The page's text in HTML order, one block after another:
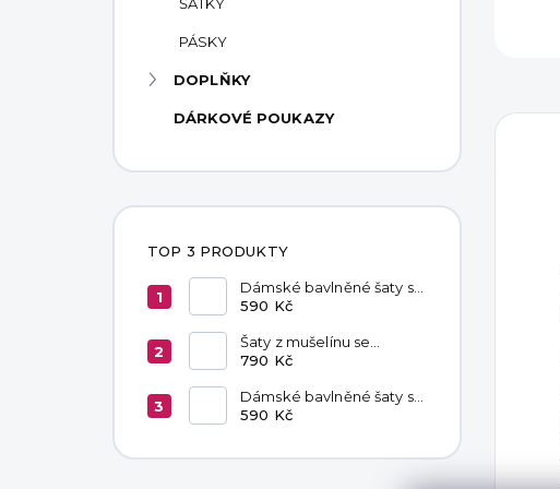
PÁSKY
DOPLŇKY
DÁRKOVÉ POUKAZY
TOP 3 PRODUKTY
Dámské bavlněné šaty s
kapsami Red
590 Kč
Šaty z mušelínu se
zavazováním v pase
790 Kč
Dámské bavlněné šaty s
kapsami Chocolate
590 Kč